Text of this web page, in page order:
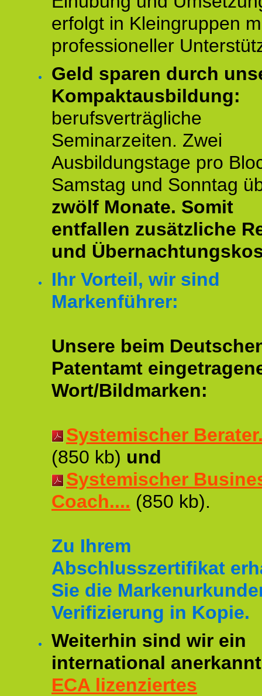
erfolgt in Kleingruppen
professioneller
Geld sparen durch
Kompaktausbildung:
berufsverträgliche
Seminarzeiten. Zwei
Ausbildungstage pro
Samstag und Sonntag
zwölf Monate. Somit
entfallen zusätzliche
und
Ihr Vorteil, wir sind
Markenführer:
Unsere beim
Patentamt
Wort/Bildmarken:
Systemischer
(850 kb) und
Systemischer
Coach.... (850 kb).
Zu Ihrem
Abschlusszertifikat
Sie die
Verifizierung in Kopie.
Weiterhin sind wir ein
international
ECA lizenziertes